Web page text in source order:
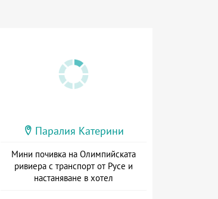
Паралия Катерини
Мини почивка на Олимпийската
ривиера с транспорт от Русе и
настаняване в хотел